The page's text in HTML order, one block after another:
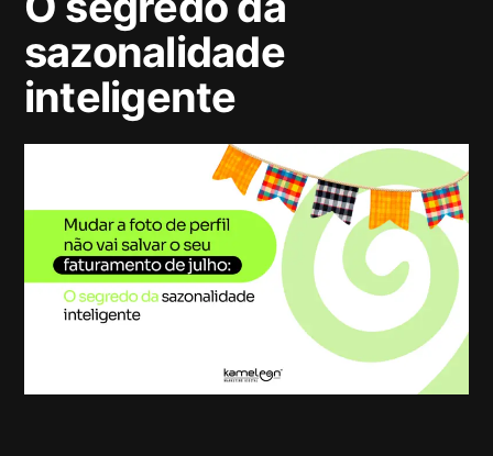
sazonalidade
inteligente